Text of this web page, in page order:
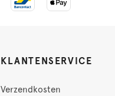
KLANTENSERVICE
Verzendkosten